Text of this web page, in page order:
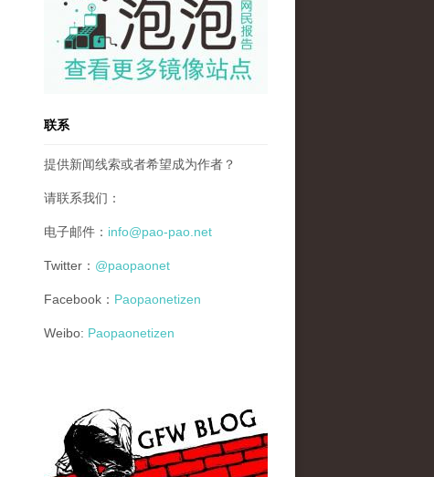
联系
提供新闻线索或者希望成为作者？
请联系我们：
电子邮件： info@pao-pao.net
Twitter： @paopaonet
Facebook： Paopaonetizen
Weibo: Paopaonetizen
gfw_blog_small.jpg